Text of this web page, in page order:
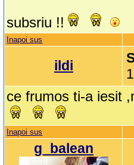
subsriu !!
Inapoi sus
ildi
ce frumos ti-a iesit
Inapoi sus
g_balean